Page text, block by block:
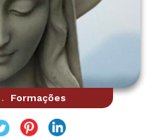
. Formações